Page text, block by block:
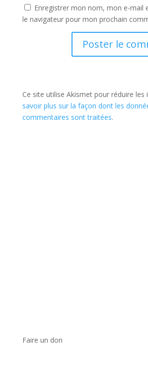
Enregistrer mon nom, mon e-mail
le navigateur pour mon prochain
Ce site utilise Akismet pour réduire les
savoir plus sur la façon dont les
commentaires sont traitées.
Faire un don